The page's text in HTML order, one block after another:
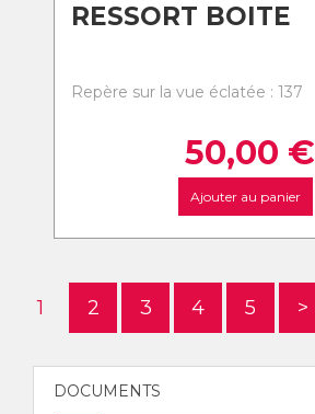
RESSORT BOITE
Repère sur la vue éclatée : 137
50,00 €
Ajouter au panier
1 2 3 4 5 >
DOCUMENTS